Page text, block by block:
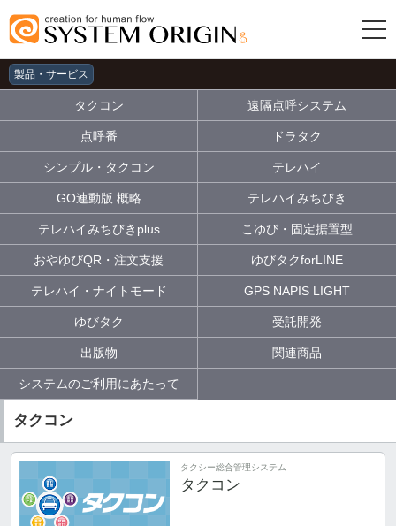
製品・サービス
タクコン 遠隔点呼システム
点呼番 ドラタク
シンプル・タクコン テレハイ
GO連動版 概略 テレハイみちびき
テレハイみちびきplus こゆび・固定据置型
おやゆびQR・注文支援 ゆびタクforLINE
テレハイ・ナイトモード GPS NAPIS LIGHT
ゆびタク 受託開発
出版物 関連商品
システムのご利用にあたって
タクコン
タクシー総合管理システム
タクコン